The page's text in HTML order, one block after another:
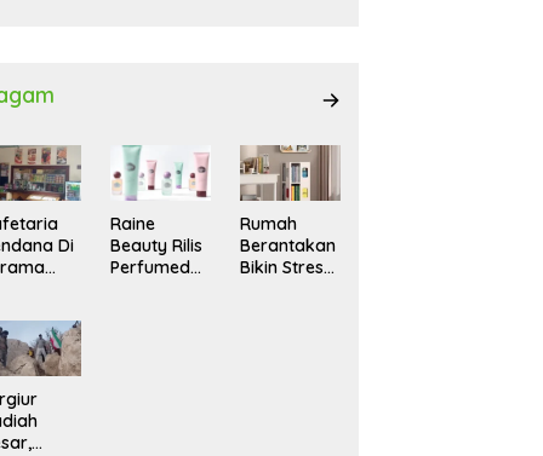
Di
Raine
Beauty Rilis
Perfumed
Rumah
Berantakan
Bikin Stres?